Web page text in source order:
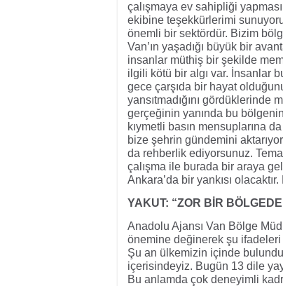
çalışmaya ev sahipliği
ekibine teşekkürlerimi
önemli bir sektördür. Bizim
Van’ın yaşadığı büyük bir
insanlar müthiş bir şekilde
ilgili kötü bir algı var. İnsanlar
gece çarşıda bir hayat
yansıtmadığını gördüklerinde
gerçeğinin yanında bu
kıymetli basın mensuplarına
bize şehrin gündemini
da rehberlik ediyorsunuz.
çalışma ile burada bir araya
Ankara’da bir yankısı
YAKUT: “ZOR BİR
Anadolu Ajansı Van Bölge
önemine değinerek şu ifadeleri
Şu an ülkemizin içinde
içerisindeyiz. Bugün 13 dile
Bu anlamda çok deneyimli